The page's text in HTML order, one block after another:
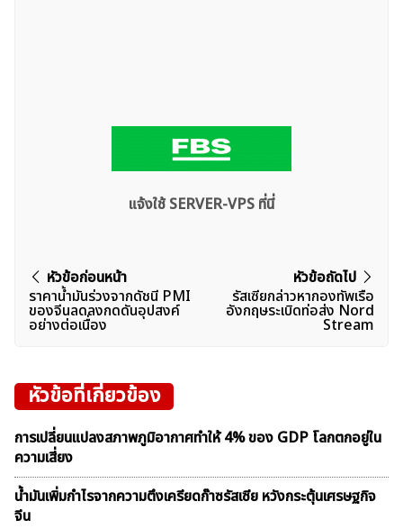
แจ้งใช้ SERVER-VPS ที่นี่
แนะแนว
เรื่อง
หัวข้อก่อนหน้า
ราคาน้ำมันร่วงจากดัชนี PMI
ของจีนลดลงกดดันอุปสงค์
อย่างต่อเนื่อง
หัวข้อถัดไป
รัสเซียกล่าวหากองทัพเรือ
อังกฤษระเบิดท่อส่ง Nord
Stream
หัวข้อที่เกี่ยวข้อง
การเปลี่ยนแปลงสภาพภูมิอากาศทำให้ 4% ของ GDP โลกตกอยู่ใน
ความเสี่ยง
น้ำมันเพิ่มกำไรจากความตึงเครียดก๊าซรัสเซีย หวังกระตุ้นเศรษฐกิจ
จีน